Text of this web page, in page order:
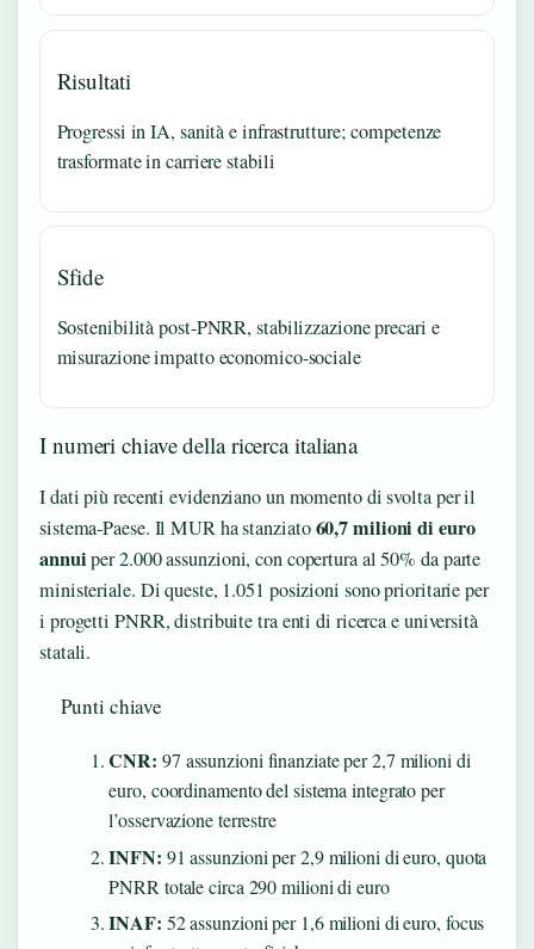
Risultati
Progressi in IA, sanità e infrastrutture; competenze
trasformate in carriere stabili
Sfide
Sostenibilità post-PNRR, stabilizzazione precari e
misurazione impatto economico-sociale
I numeri chiave della ricerca italiana
I dati più recenti evidenziano un momento di svolta per il
sistema-Paese. Il MUR ha stanziato60,7 milioni di euro
annuiper 2.000 assunzioni, con copertura al 50% da parte
ministeriale. Di queste, 1.051 posizioni sono prioritarie per
i progetti PNRR, distribuite tra enti di ricerca e università
statali.
Punti chiave
CNR: 97 assunzioni finanziate per 2,7 milioni di
euro, coordinamento del sistema integrato per
l’osservazione terrestre
INFN: 91 assunzioni per 2,9 milioni di euro, quota
PNRR totale circa 290 milioni di euro
INAF: 52 assunzioni per 1,6 milioni di euro, focus